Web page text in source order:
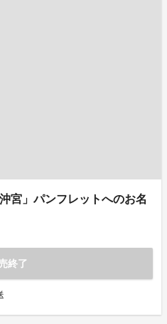
宮」パンフレットへのお名
終了